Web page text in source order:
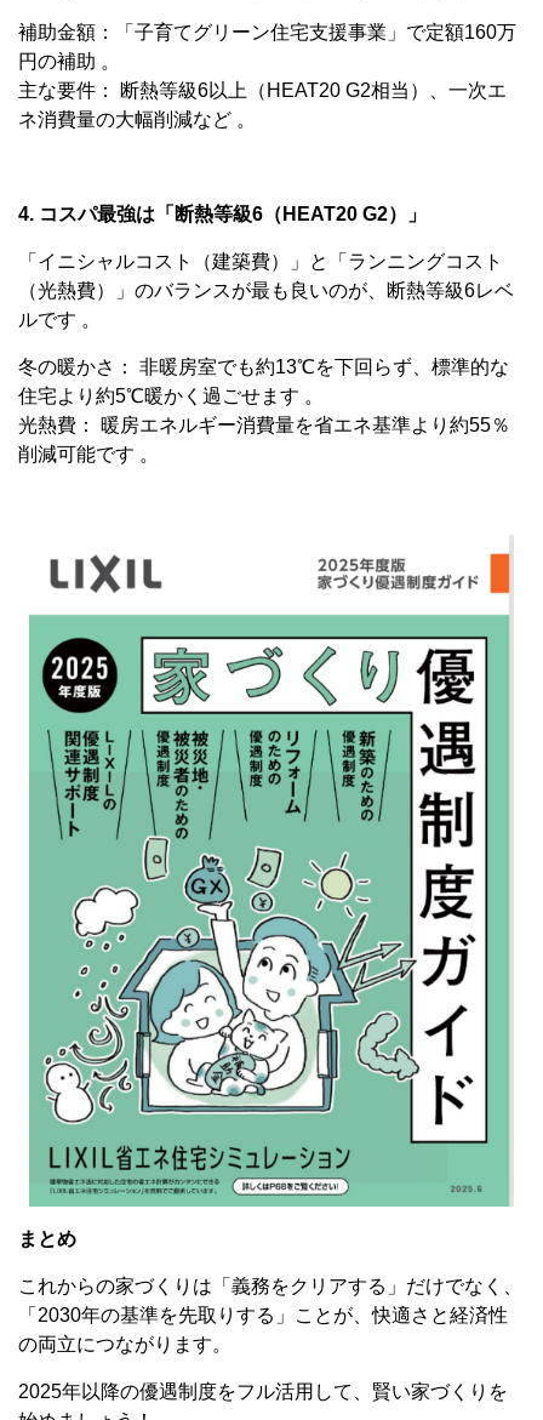
補助金額：「子育てグリーン住宅支援事業」で定額160万
円の補助 。
主な要件： 断熱等級6以上（HEAT20 G2相当）、一次エ
ネ消費量の大幅削減など 。
4. コスパ最強は「断熱等級6（HEAT20 G2）」
「イニシャルコスト（建築費）」と「ランニングコスト
（光熱費）」のバランスが最も良いのが、断熱等級6レベ
ルです 。
冬の暖かさ： 非暖房室でも約13℃を下回らず、標準的な
住宅より約5℃暖かく過ごせます 。
光熱費： 暖房エネルギー消費量を省エネ基準より約55％
削減可能です 。
まとめ
これからの家づくりは「義務をクリアする」だけでなく、
「2030年の基準を先取りする」ことが、快適さと経済性
の両立につながります。
2025年以降の優遇制度をフル活用して、賢い家づくりを